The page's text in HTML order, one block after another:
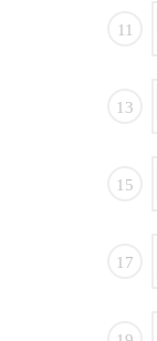
11
13
15
17